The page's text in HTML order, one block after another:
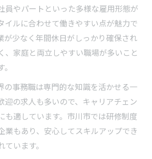
員やパートといった多様な雇用形態が
イルに合わせて働きやすい点が魅力で
が少なく年間休日がしっかり確保され
、家庭と両立しやすい職場が多いこと
の事務職は専門的な知識を活かせる一
迎の求人も多いので、キャリアチェン
も適しています。市川市では研修制度
業もあり、安心してスキルアップでき
います。